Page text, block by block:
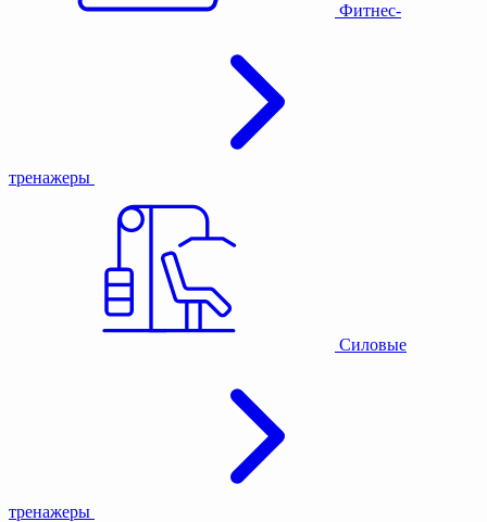
Фитнес-
тренажеры
Силовые
тренажеры